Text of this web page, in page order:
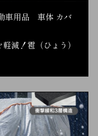
車用品 車体 カバ
減！雹（ひょう）